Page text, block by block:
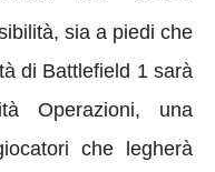
sia a piedi che
di Battlefield 1 sarà
Operazioni, una
che legherà